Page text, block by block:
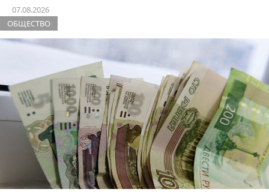
07.08.2026
ОБЩЕСТВО